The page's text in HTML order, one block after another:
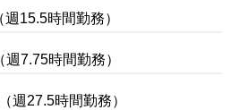
15.5時間勤務）
7.75時間勤務）
週27.5時間勤務）